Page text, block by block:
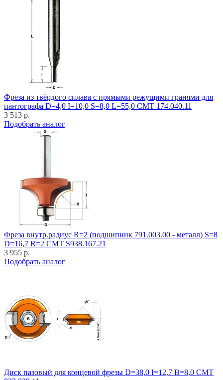
Фреза из твёрдого сплава с прямыми режущими гранями для
пантографа D=4,0 I=10,0 S=8,0 L=55,0 CMT 174.040.11
3 513 р.
Подобрать аналог
Фреза внутр.радиус R=2 (подшипник 791.003.00 - металл) S=8
D=16,7 R=2 CMT S938.167.21
3 955 р.
Подобрать аналог
Диск пазовый для концевой фрезы D=38,0 I=12,7 B=8,0 CMT